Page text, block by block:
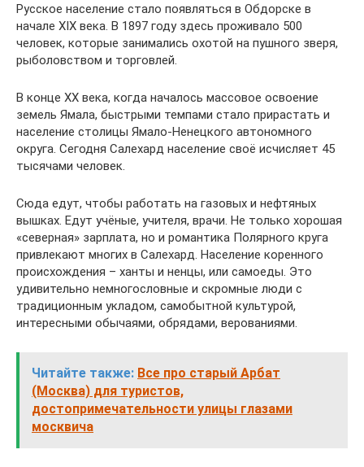
Русское население стало появляться в Обдорске в
начале XIX века. В 1897 году здесь проживало 500
человек, которые занимались охотой на пушного зверя,
рыболовством и торговлей.
В конце XX века, когда началось массовое освоение
земель Ямала, быстрыми темпами стало прирастать и
население столицы Ямало-Ненецкого автономного
округа. Сегодня Салехард население своё исчисляет 45
тысячами человек.
Сюда едут, чтобы работать на газовых и нефтяных
вышках. Едут учёные, учителя, врачи. Не только хорошая
«северная» зарплата, но и романтика Полярного круга
привлекают многих в Салехард. Население коренного
происхождения – ханты и ненцы, или самоеды. Это
удивительно немногословные и скромные люди с
традиционным укладом, самобытной культурой,
интересными обычаями, обрядами, верованиями.
Читайте также: Все про старый Арбат
(Москва) для туристов,
достопримечательности улицы глазами
москвича